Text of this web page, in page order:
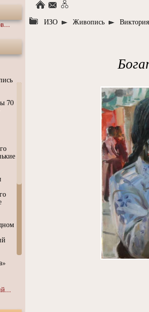
70
ИЗО Живопись